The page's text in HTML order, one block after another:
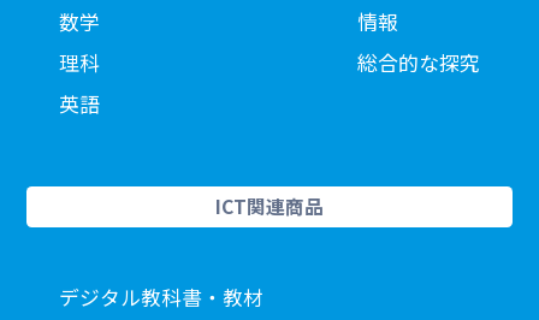
数学
理科
英語
情報
総合的な探究
ICT関連商品
デジタル教科書・教材